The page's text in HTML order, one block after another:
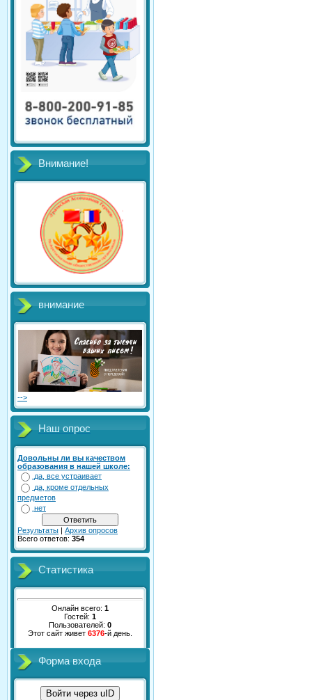
Внимание!
внимание
-->
Наш опрос
Довольны ли вы качеством
образования в нашей школе:
да, все устраивает
да, кроме отдельных
предметов
нет
Результаты | Архив опросов
Всего ответов: 354
Статистика
Онлайн всего: 1
Гостей: 1
Пользователей: 0
Этот сайт живет 6376-й день.
Форма входа
Войти через uID